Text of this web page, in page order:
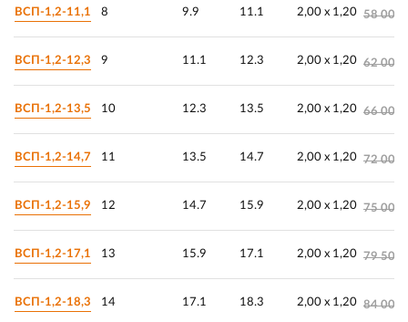
ВСП-1,2-11,1 8 9.9 11.1 2,00 х 1,20 58
ВСП-1,2-12,3 9 11.1 12.3 2,00 х 1,20 62
ВСП-1,2-13,5 10 12.3 13.5 2,00 х 1,20 66
ВСП-1,2-14,7 11 13.5 14.7 2,00 х 1,20 72
ВСП-1,2-15,9 12 14.7 15.9 2,00 х 1,20 75
ВСП-1,2-17,1 13 15.9 17.1 2,00 х 1,20 79
ВСП-1,2-18,3 14 17.1 18.3 2,00 х 1,20 84